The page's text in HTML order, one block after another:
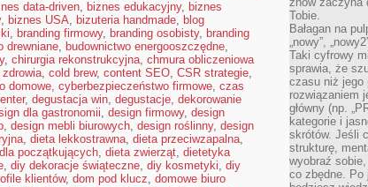
data-driven, biznes edukacyjny, biznes
, biznes USA, bizuteria handmade, blog
, branding firmowy, branding osobisty, branding
drewniane, budownictwo energooszczędne,
, chirurgia rekonstrukcyjna, chmura obliczeniowa
, cold brew, content SEO, CSR strategie,
domowe, cyberbezpieczeństwo firmowe, czas
, degustacja win, degustacje, dekorowanie
dla gastronomii, design firmowy, design
, design mebli biurowych, design roślinny, design
, dieta lekkostrawna, dieta przeciwzapalna,
początkujących, dieta zwierząt, dietetyka
, diy dekoracje świąteczne, diy kosmetyki, diy
klientów, dom pod klucz, domowe biuro
Tobie.
Bałagan na
„nowy”,
Taki cyfrowy
sprawia, że
czasu niż jego
rozwiązaniem
główny (np.
kategorie i
skrótów. Jeśli
strukturę,
wyobraź
co zbędne. Po